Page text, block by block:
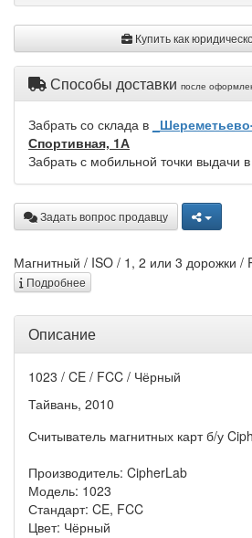
Купить как
Способы доставки после
Забрать со склада в
Спортивная, 1А
Забрать с мобильной точки выдачи
Задать вопрос продавцу
Магнитный / ISO / 1, 2 или 3 дорожки /
Подробнее
Описание
1023 / CE / FCC / Чёрный
Тайвань, 2010
Считыватель магнитных карт б/у
Производитель: CipherLab
Модель: 1023
Стандарт: CE, FCC
Цвет: Чёрный